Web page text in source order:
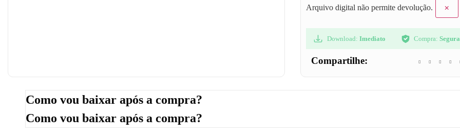
Arquivo digital não permite devolução.
×
Download: Imediato Compra: Segura
Compartilhe:
Como vou baixar após a compra?
Como vou baixar após a compra?